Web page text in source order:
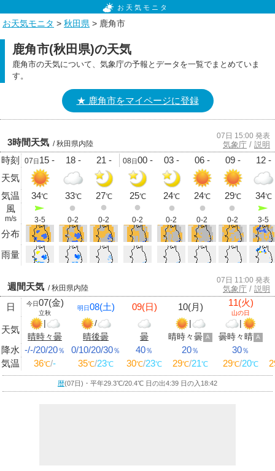
お天気モニタ
お天気モニタ > 秋田県 > 鹿角市
鹿角市(秋田県)の天気
鹿角市の天気について、気象庁の予報とデータを一覧でまとめていま
す。
★ 鹿角市をマイページに登録
3時間天気 / 秋田県内陸
07日 15:00 発表
気象庁 / 説明
時刻 07日 15 - 18 - 21 - 08日00 - 03 - 06 - 09 -
12 -
天気
気温
34℃ 33℃ 27℃ 25℃ 24℃ 24℃ 29℃ 34℃
風
m/s 3-5 0-2 0-2 0-2 0-2 0-2 0-2 3-5
分布
雨量
週間天気 / 秋田県内陸
07日 11:00 発表
気象庁 / 説明
日 今日07(金)
立秋
明日08(土) 09(日) 10(月) 11(火)
山の日
天気
|
晴時々曇
/
晴後曇
曇
|
晴時々曇 A
|
曇時々晴 A
降水 -/-/20/20％ 0/10/20/30％ 40％ 20％ 30％
気温 36℃/- 35℃/23℃ 30℃/23℃ 29℃/21℃ 29℃/20℃
暦(07日)・平年29.3℃/20.4℃ 日の出4:39 日の入18:42